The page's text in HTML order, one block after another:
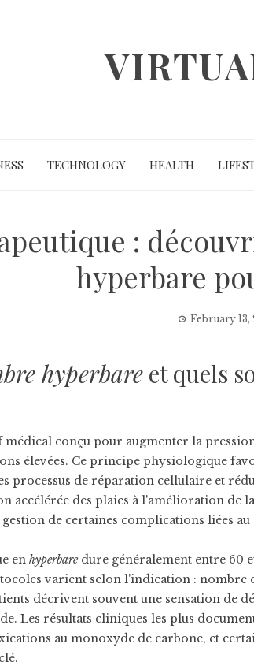
TECHNOLOGY HEALTH
:
hyperbare
February 13,
hyperbareet quels
médical conçu pour augmenter la
élevées. Ce principe physiologique
processus de réparation cellulaire et
accélérée des plaies à l'amélioration de
de certaines complications liées au
en hyperbaredure généralement entre 60
varient selon l'indication : nombre
décrivent souvent une sensation de
Les résultats cliniques les plus
au monoxyde de carbone, et